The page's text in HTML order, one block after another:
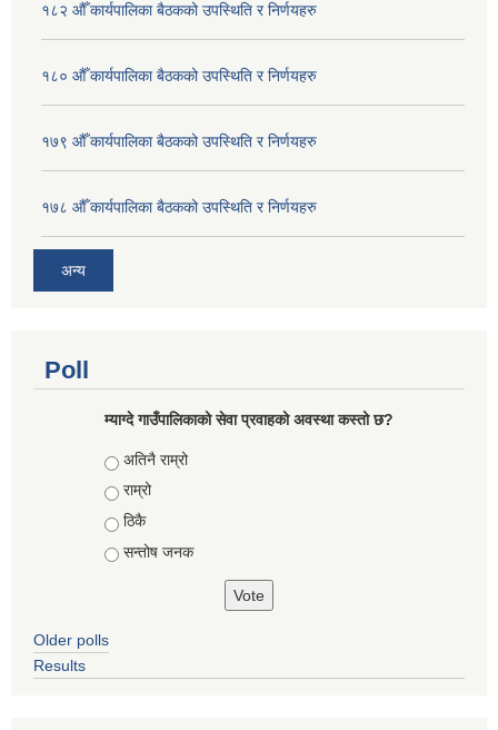
१८२ औँ कार्यपालिका बैठकको उपस्थिति र निर्णयहरु
१८० औँ कार्यपालिका बैठकको उपस्थिति र निर्णयहरु
१७९ औँ कार्यपालिका बैठकको उपस्थिति र निर्णयहरु
१७८ औँ कार्यपालिका बैठकको उपस्थिति र निर्णयहरु
अन्य
Poll
म्याग्दे गाउँपालिकाको सेवा प्रवाहको अवस्था कस्तो छ?
Choices
अतिनै राम्रो
राम्रो
ठिकै
सन्तोष जनक
Older polls
Results